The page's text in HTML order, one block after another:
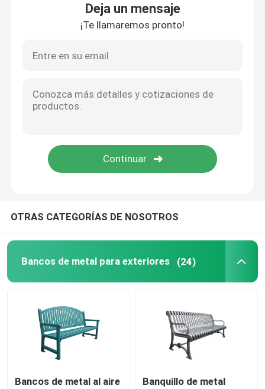
Contenedores de basura al aire libre
Bollardo exterior
Protectores de árboles de metal
Muebles para exteriores personalizados
Deja un mensaje
¡Te llamaremos pronto!
OTRAS CATEGORÍAS DE NOSOTROS
Bancos de metal para exteriores (24)
Bancos de metal al aire
Banquillo de metal